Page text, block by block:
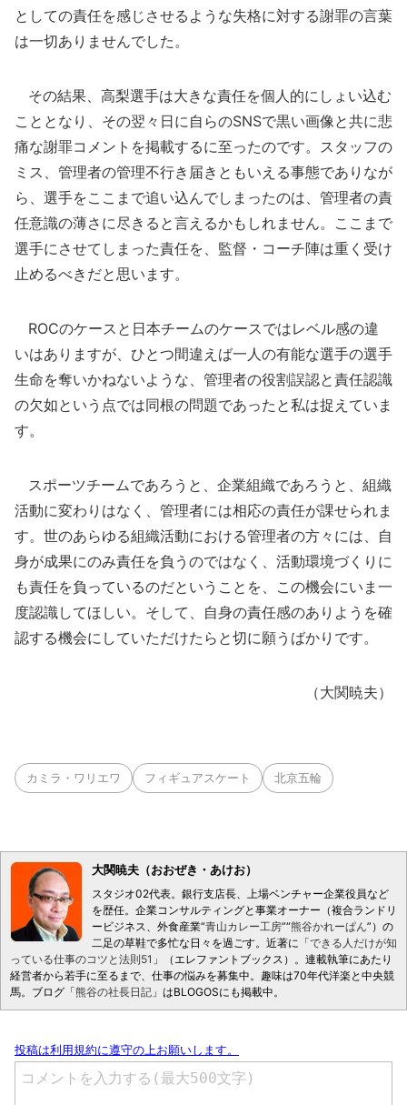
としての責任を感じさせるような失格に対する謝罪の言葉
は一切ありませんでした。
その結果、高梨選手は大きな責任を個人的にしょい込む
こととなり、その翌々日に自らのSNSで黒い画像と共に悲
痛な謝罪コメントを掲載するに至ったのです。スタッフの
ミス、管理者の管理不行き届きともいえる事態でありなが
ら、選手をここまで追い込んでしまったのは、管理者の責
任意識の薄さに尽きると言えるかもしれません。ここまで
選手にさせてしまった責任を、監督・コーチ陣は重く受け
止めるべきだと思います。
ROCのケースと日本チームのケースではレベル感の違
いはありますが、ひとつ間違えば一人の有能な選手の選手
生命を奪いかねないような、管理者の役割誤認と責任認識
の欠如という点では同根の問題であったと私は捉えていま
す。
スポーツチームであろうと、企業組織であろうと、組織
活動に変わりはなく、管理者には相応の責任が課せられま
す。世のあらゆる組織活動における管理者の方々には、自
身が成果にのみ責任を負うのではなく、活動環境づくりに
も責任を負っているのだということを、この機会にいま一
度認識してほしい。そして、自身の責任感のありようを確
認する機会にしていただけたらと切に願うばかりです。
（大関暁夫）
カミラ・ワリエワ フィギュアスケート 北京五輪
大関暁夫（おおぜき・あけお）
スタジオ02代表。銀行支店長、上場ベンチャー企業役員など
を歴任。企業コンサルティングと事業オーナー（複合ランドリ
ービジネス、外食産業“青山カレー工房”“熊谷かれーぱん”）の
二足の草鞋で多忙な日々を過ごす。近著に「できる人だけが知
っている仕事のコツと法則51 」（エレファントブックス）。連載執筆にあたり
経営者から若手に至るまで、仕事の悩みを募集中。趣味は70年代洋楽と中央競
馬。ブログ「熊谷の社長日記 」はBLOGOSにも掲載中。